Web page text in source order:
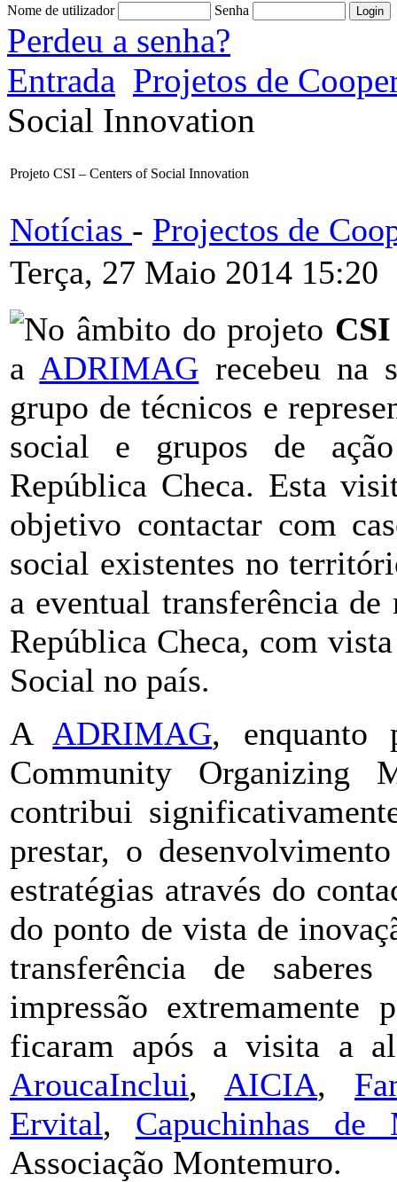
Nome de utilizador Senha
Perdeu a senha?
Entrada Projetos de
Social Innovation
Projeto CSI – Centers of Social Innovation
Notícias - Projectos de
Terça, 27 Maio 2014 15:20
No âmbito do projeto
a ADRIMAG recebeu na
grupo de técnicos e
social e grupos de
República Checa. Esta
objetivo contactar com
social existentes no
a eventual transferência
República Checa, com
Social no país.
A ADRIMAG, enquanto
Community Organizing
contribui
prestar, o
estratégias através do
do ponto de vista de
transferência de
impressão extremamente
ficaram após a visita a
AroucaInclui, AICIA,
Ervital, Capuchinhas de
Associação Montemuro.